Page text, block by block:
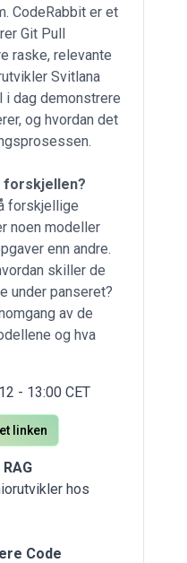
CodeRabbit er et
Git Pull
raske, relevante
Svitlana
i dag demonstrere
og hvordan det
forskjellen?
forskjellige
noen modeller
enn andre.
skiller de
under panseret?
av de
og hva
- 13:00 CET
linken
hos
Code